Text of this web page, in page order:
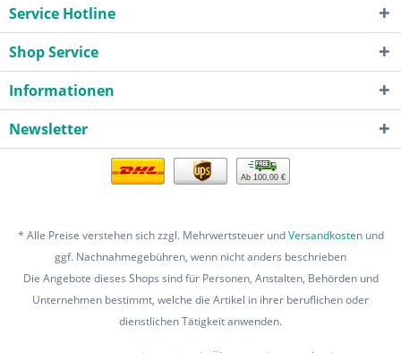
Service Hotline
Shop Service
Informationen
Newsletter
Ab 100,00 €
* Alle Preise verstehen sich zzgl. Mehrwertsteuer undVersandkostenund
ggf. Nachnahmegebühren, wenn nicht anders beschrieben
Die Angebote dieses Shops sind für Personen, Anstalten, Behörden und
Unternehmen bestimmt, welche die Artikel in ihrer beruflichen oder
dienstlichen Tätigkeit anwenden.